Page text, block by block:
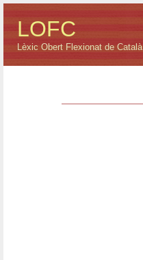
LOFC
Lèxic Obert Flexionat de Català